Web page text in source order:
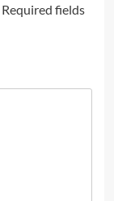
Required fields